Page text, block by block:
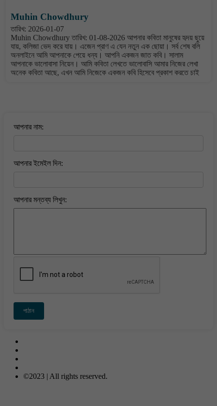
Muhin Chowdhury
তারিখ: 2026-01-07
Muhin Chowdhury তারিখ: 01-08-2026 আপনার কবিতা মানুষের হৃদয় ছুয়ে
যায়, কলিজা ভেদ করে যায়। এজেন প্রাণ এ যেন নতুন এক ছোয়া। সর্ব শেষ বলি
অনলাইনে আমি আপনাকে পেয়ে ধন্য। আপনি একজন জাত কবি। সালাম
আপনাকে ভালোবাসা নিয়েন। আমি কবিতা লেখতে ভালোবাসি আমার নিজের লেখা
অনেক কবিতা আছে, এখন আমি নিজেকে একজন কবি হিসেবে প্রকাশ করতে চাই
আপনার নাম:
আপনার ইমেইল দিন:
আপনার মন্তব্য লিখুন:
পাঠান
©2023 | All rights reserved.